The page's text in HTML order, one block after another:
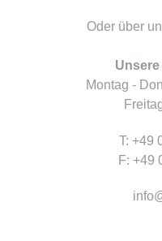
Oder über
Montag -
T: +49
F: +49